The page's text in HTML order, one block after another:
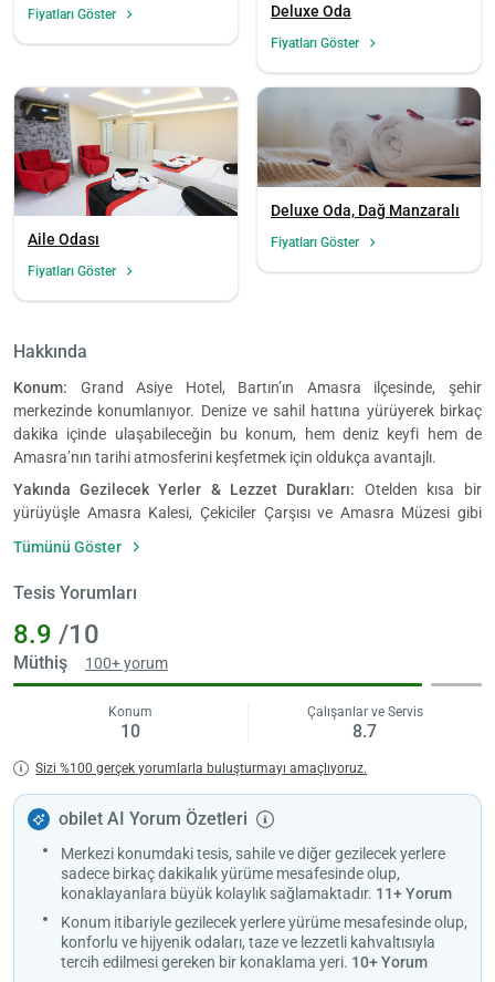
Fiyatları Göster Deluxe Oda
Fiyatları Göster
Aile Odası
Fiyatları Göster
Deluxe Oda, Dağ Manzaralı
Fiyatları Göster
Hakkında
Konum: Grand Asiye Hotel, Bartın’ın Amasra ilçesinde, şehir
merkezinde konumlanıyor. Denize ve sahil hattına yürüyerek birkaç
dakika içinde ulaşabileceğin bu konum, hem deniz keyfi hem de
Amasra’nın tarihi atmosferini keşfetmek için oldukça avantajlı.
Yakında Gezilecek Yerler & Lezzet Durakları: Otelden kısa bir
yürüyüşle Amasra Kalesi, Çekiciler Çarşısı ve Amasra Müzesi gibi
restoranları ve Karadeniz mutfağı sunan mekanlar da çevrede keyifli
lezzet durakları oluşturuyor.
bulunuyor. Odalarda klima, minibar, çalışma masası, ücretsiz Wi-Fi ve
özel banyo gibi temel konforlar sunuluyor. Bazı oda seçeneklerinde
şehir veya doğa manzarası gibi farklı alternatifler de yer alabiliyor.
Avantajlı Olanaklar:
Tesiste 24 saat resepsiyon, ücretsiz Wi-Fi ve
kahvaltı servisi gibi hizmetler bulunuyor. Ayrıca ortak dinlenme
alanları ve günlük temizlik gibi imkanlarla konaklama daha konforlu
uygulanıyor.
Tümünü Göster
Tesis Yorumları
8.9 /10
Müthiş 100+ yorum
Konum
10
Çalışanlar ve Servis
8.7
Sizi %100 gerçek yorumlarla buluşturmayı amaçlıyoruz.
obilet AI Yorum Özetleri
Merkezi konumdaki tesis, sahile ve diğer gezilecek yerlere
sadece birkaç dakikalık yürüme mesafesinde olup,
konaklayanlara büyük kolaylık sağlamaktadır. 11+ Yorum
Konum itibariyle gezilecek yerlere yürüme mesafesinde olup,
konforlu ve hijyenik odaları, taze ve lezzetli kahvaltısıyla
tercih edilmesi gereken bir konaklama yeri. 10+ Yorum